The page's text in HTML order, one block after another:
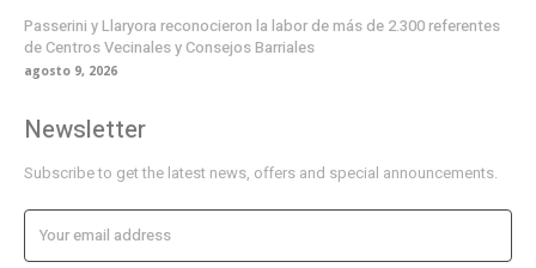
Passerini y Llaryora reconocieron la labor de más de 2.300 referentes
de Centros Vecinales y Consejos Barriales
agosto 9, 2026
Newsletter
Subscribe to get the latest news, offers and special announcements.